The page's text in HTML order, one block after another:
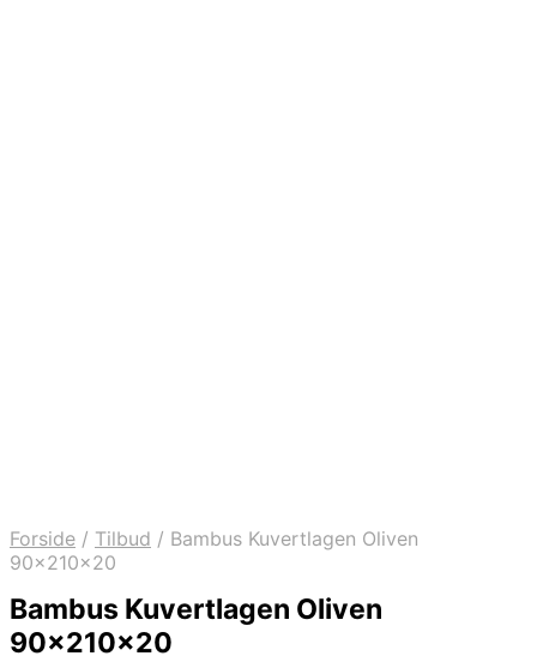
Forside / Tilbud / Bambus Kuvertlagen Oliven
90x210x20
Bambus Kuvertlagen Oliven
90x210x20